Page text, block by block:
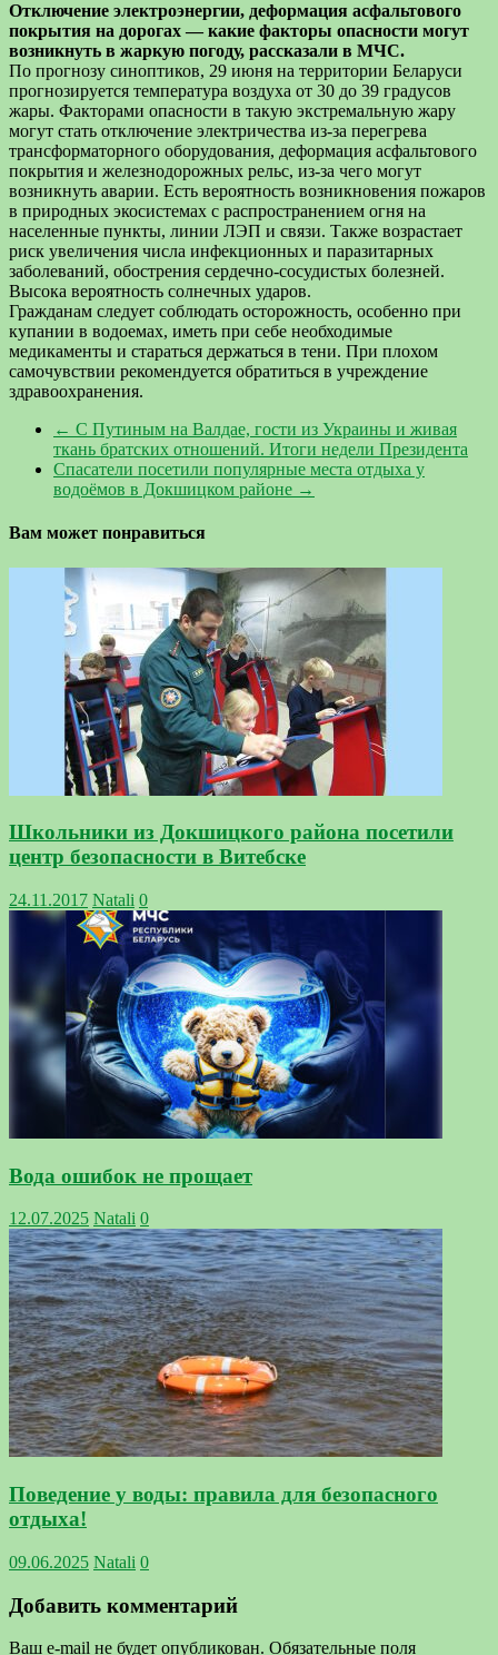
Отключение электроэнергии, деформация асфальтового
покрытия на дорогах — какие факторы опасности могут
возникнуть в жаркую погоду, рассказали в МЧС.
По прогнозу синоптиков, 29 июня на территории Беларуси
прогнозируется температура воздуха от 30 до 39 градусов
жары. Факторами опасности в такую экстремальную жару
могут стать отключение электричества из-за перегрева
трансформаторного оборудования, деформация асфальтового
покрытия и железнодорожных рельс, из-за чего могут
возникнуть аварии. Есть вероятность возникновения пожаров
в природных экосистемах с распространением огня на
населенные пункты, линии ЛЭП и связи. Также возрастает
риск увеличения числа инфекционных и паразитарных
заболеваний, обострения сердечно-сосудистых болезней.
Высока вероятность солнечных ударов.
Гражданам следует соблюдать осторожность, особенно при
купании в водоемах, иметь при себе необходимые
медикаменты и стараться держаться в тени. При плохом
самочувствии рекомендуется обратиться в учреждение
здравоохранения.
← С Путиным на Валдае, гости из Украины и живая
ткань братских отношений. Итоги недели Президента
Спасатели посетили популярные места отдыха у
водоёмов в Докшицком районе →
Вам может понравиться
Школьники из Докшицкого района посетили
центр безопасности в Витебске
24.11.2017 Natali 0
Вода ошибок не прощает
12.07.2025 Natali 0
Поведение у воды: правила для безопасного
отдыха!
09.06.2025 Natali 0
Добавить комментарий
Ваш e-mail не будет опубликован. Обязательные поля